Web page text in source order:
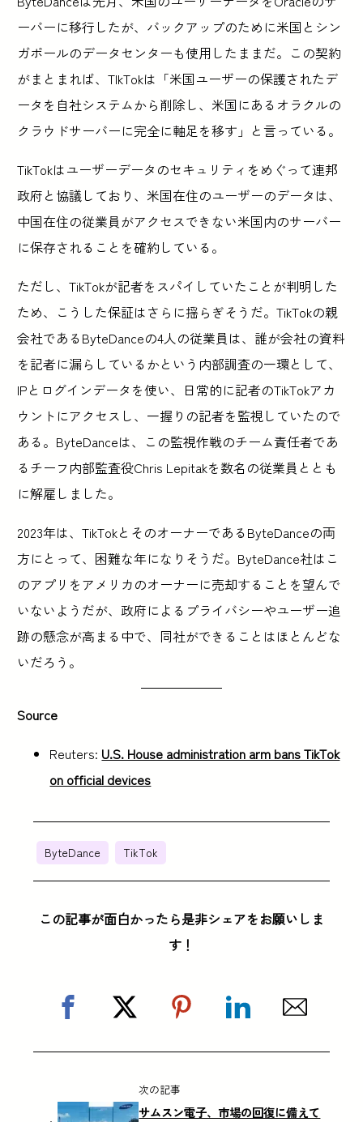
ーバーに移行したが、バックアップのために米国とシン
ガポールのデータセンターも使用したままだ。この契約
がまとまれば、TIkTokは「米国ユーザーの保護されたデ
ータを自社システムから削除し、米国にあるオラクルの
クラウドサーバーに完全に軸足を移す」と言っている。
TikTokはユーザーデータのセキュリティをめぐって連邦
政府と協議しており、米国在住のユーザーのデータは、
中国在住の従業員がアクセスできない米国内のサーバー
に保存されることを確約している。
ただし、TikTokが記者をスパイしていたことが判明した
ため、こうした保証はさらに揺らぎそうだ。TikTokの親
会社であるByteDanceの4人の従業員は、誰が会社の資料
を記者に漏らしているかという内部調査の一環として、
IPとログインデータを使い、日常的に記者のTikTokアカ
ウントにアクセスし、一握りの記者を監視していたので
ある。ByteDanceは、この監視作戦のチーム責任者であ
るチーフ内部監査役Chris Lepitakを数名の従業員ととも
に解雇しました。
2023年は、TikTokとそのオーナーであるByteDanceの両
方にとって、困難な年になりそうだ。ByteDance社はこ
のアプリをアメリカのオーナーに売却することを望んで
いないようだが、政府によるプライバシーやユーザー追
跡の懸念が高まる中で、同社ができることはほとんどな
いだろう。
Source
Reuters: U.S. House administration arm bans TikTok
on official devices
ByteDance TikTok
この記事が面白かったら是非シェアをお願いしま
す！
次の記事
サムスン電子、市場の回復に備えて